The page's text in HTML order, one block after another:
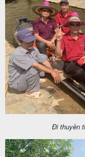
Đi thuyền